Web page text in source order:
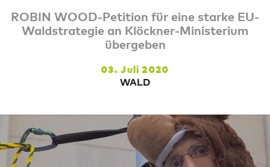
ROBIN WOOD-Petition für eine starke EU-
Waldstrategie an Klöckner-Ministerium
übergeben
03. Juli 2020
WALD